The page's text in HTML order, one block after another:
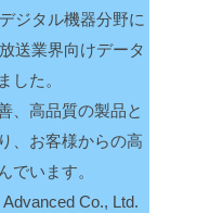
ジタル機器分野に
送業界向けデータ
した。
、高品質の製品と
、お客様からの高
でいます。
Co., Ltd.